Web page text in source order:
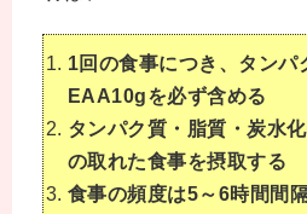
1回の食事につき、タンパ
EAA10gを必ず含める
タンパク質・脂質・炭水
の取れた食事を摂取する
食事の頻度は5～6時間間